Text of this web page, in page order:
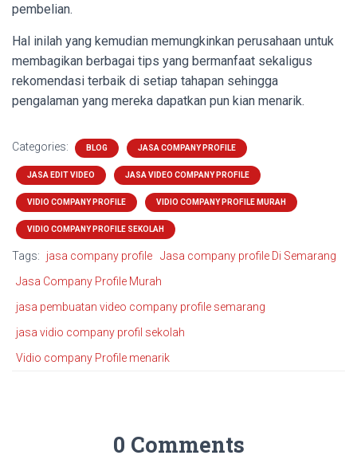
pembelian.
Hal inilah yang kemudian memungkinkan perusahaan untuk
membagikan berbagai tips yang bermanfaat sekaligus
rekomendasi terbaik di setiap tahapan sehingga
pengalaman yang mereka dapatkan pun kian menarik.
Categories: BLOG JASA COMPANY PROFILE
JASA EDIT VIDEO JASA VIDEO COMPANY PROFILE
VIDIO COMPANY PROFILE VIDIO COMPANY PROFILE MURAH
VIDIO COMPANY PROFILE SEKOLAH
Tags: jasa company profile
Jasa company profile Di Semarang
Jasa Company Profile Murah
jasa pembuatan video company profile semarang
jasa vidio company profil sekolah
Vidio company Profile menarik
0 Comments